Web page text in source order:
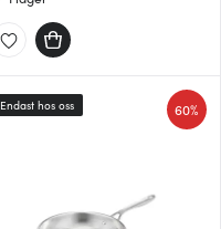
60%
Endast hos oss